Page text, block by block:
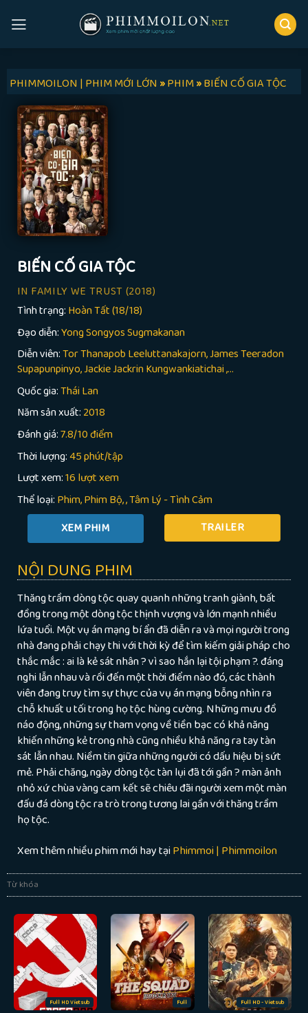
PHIMMOILON | PHIM MỚI LỚN»PHIM»BIẾN CỐ GIA TỘC
BIẾN CỐ GIA TỘC
IN FAMILY WE TRUST (2018)
Tình trạng: Hoàn Tất (18/18)
Đạo diễn:Yong Songyos Sugmakanan
Diễn viên:Tor Thanapob Leeluttanakajorn, James Teeradon
Supapunpinyo, Jackie Jackrin Kungwankiatichai ,...
Quốc gia:Thái Lan
Năm sản xuất: 2018
Đánh giá:7.8/10 điểm
Thời lượng:45 phút/tập
Lượt xem:16 lượt xem
Thể loại: Phim Phim Bộ ,Tâm Lý - Tình Cảm
TRAILER
NỘI DUNG PHIM
Thăng trầm dòng tộc quay quanh những tranh giành, bất
đồng trong một dòng tộc thịnh vượng và lớn mạnh nhiều
lứa tuổi. Một vụ án mạng bí ẩn đã diễn ra và mọi người trong
nhà đang phải chạy thi với thời kỳ để tìm kiếm giải pháp cho
thắc mắc : ai là kẻ sát nhân ? vì sao hắn lại tội phạm ?. đáng
nghi lẫn nhau và rồi đến một thời điểm nào đó, các thành
viên đang truy tìm sự thực của vụ án mạng bỗng nhìn ra
chỗ khuất u tối trong họ tộc hùng cường. Những mưu đồ
náo động, những sự tham vọng về tiền bạc có khả năng
khiến những kẻ trong nhà cũng nhiều khả năng ra tay tàn
sát lẫn nhau. Niềm tin giữa những người có dấu hiệu bị sứt
mẻ. Phải chăng, ngày dòng tộc tàn lụi đã tới gần ? màn ảnh
nhỏ xứ chùa vàng cam kết sẽ chiêu đãi người xem một màn
đấu đá dòng tộc ra trò trong tương lai gần với thăng trầm
họ tộc.
Xem thêm nhiều phim mới hay tạiPhimmoi | Phimmoilon
Từ khóa
Full HD Vietsub Full Full HD - Vietsub